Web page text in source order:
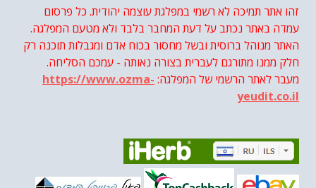
לימור סון הר-מלך על חוק...-- 19/04/2026
מיכאל בן ארי על פרשת הת...
מיכאל בן ארי על פרשת הת... -- 10/04/2026
השר בן גביר במקום נפילת הטיל.... -- 06/04/2026
חוק עונש מוות למחבלים...-- 29/03/2026
מיכאל בן ארי על פרשת השבוע ת... -- 27/03/2026
מיכאל בן ארי על פרשת השבוע ת...-- 20/03/2026
מיכאל בן ארי על דילמת המנהיגות....
מיכאל בן ארי על פרשת הת...
מיכאל בן ארי על פרשת הת...
מיכאל בן ארי על פרשת הת...-- 13/02/2026
זהו אתר תמיכה לא רשמי במפלגת עוצמה יהודית. כל פרסום
עמדה באתר נכתב על דעת המחבר בלבד ולא מטעם המפלגה.
האתר מנוהל ברוסית ובשל מחסור בכוח אדם ומגבלות תוכנה רק
חלק ממנו מתורגם לעברית בצורה נאותה - עמכם הסליחה.
מעבר לאתר הרשמי של המפלגה: https://www.ozma-
yeudit.co.il